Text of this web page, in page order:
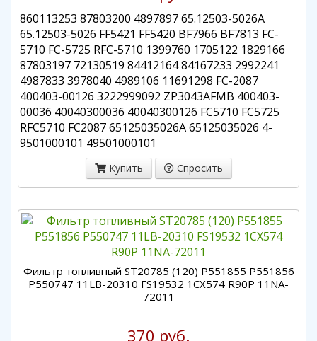
860113253 87803200 4897897 65.12503-5026A
65.12503-5026 FF5421 FF5420 BF7966 BF7813 FC-
5710 FC-5725 RFC-5710 1399760 1705122 1829166
87803197 72130519 84412164 84167233 2992241
4987833 3978040 4989106 11691298 FC-2087
400403-00126 3222999092 ZP3043AFMB 400403-
00036 40040300036 40040300126 FC5710 FC5725
RFC5710 FC2087 65125035026A 65125035026 4-
9501000101 49501000101
Купить Спросить
Фильтр топливный ST20785 (120) P551855 P551856
P550747 11LB-20310 FS19532 1CX574 R90P 11NA-
72011
370 руб.